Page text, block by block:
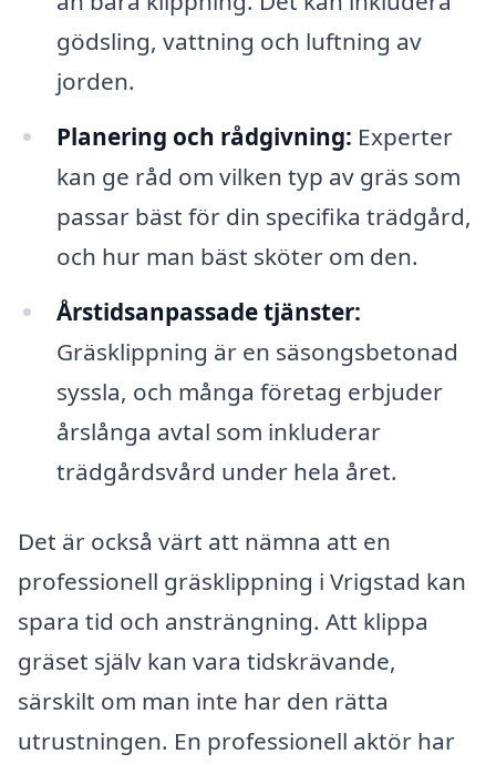
gödsling, vattning och luftning av
jorden.
Planering och rådgivning: Experter
kan ge råd om vilken typ av gräs som
passar bäst för din specifika trädgård,
och hur man bäst sköter om den.
Årstidsanpassade tjänster:
Gräsklippning är en säsongsbetonad
syssla, och många företag erbjuder
årslånga avtal som inkluderar
trädgårdsvård under hela året.
Det är också värt att nämna att en
professionell gräsklippning i Vrigstad kan
spara tid och ansträngning. Att klippa
gräset själv kan vara tidskrävande,
särskilt om man inte har den rätta
utrustningen. En professionell aktör har